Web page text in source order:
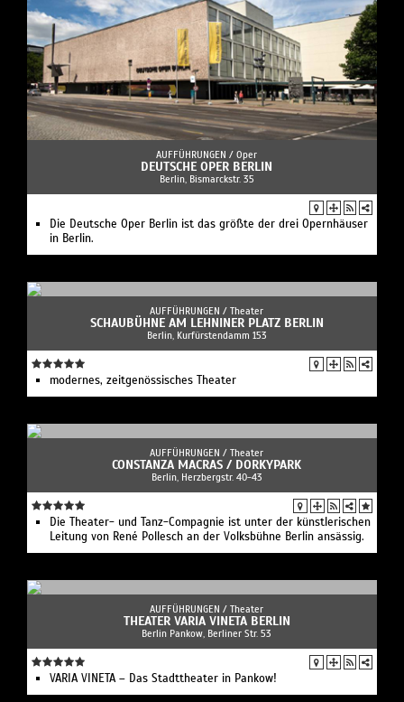
AUFFÜHRUNGEN / Oper
DEUTSCHE OPER BERLIN
Berlin, Bismarckstr. 35
Die Deutsche Oper Berlin ist das größte der drei Opernhäuser
in Berlin.
AUFFÜHRUNGEN / Theater
SCHAUBÜHNE AM LEHNINER PLATZ BERLIN
Berlin, Kurfürstendamm 153
modernes, zeitgenössisches Theater
AUFFÜHRUNGEN / Theater
CONSTANZA MACRAS / DORKYPARK
Berlin, Herzbergstr. 40-43
Die Theater- und Tanz-Compagnie ist unter der künstlerischen
Leitung von René Pollesch an der Volksbühne Berlin ansässig.
AUFFÜHRUNGEN / Theater
THEATER VARIA VINETA BERLIN
Berlin Pankow, Berliner Str. 53
VARIA VINETA – Das Stadttheater in Pankow!